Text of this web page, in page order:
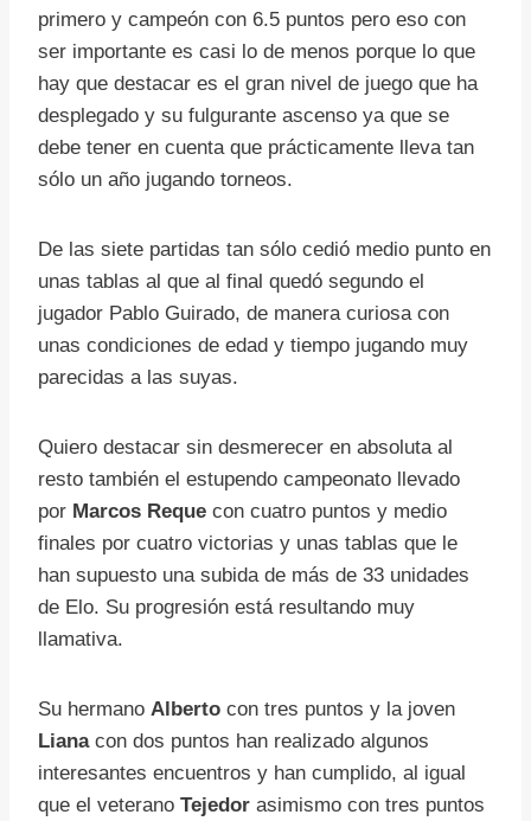
primero y campeón con 6.5 puntos pero eso con
ser importante es casi lo de menos porque lo que
hay que destacar es el gran nivel de juego que ha
desplegado y su fulgurante ascenso ya que se
debe tener en cuenta que prácticamente lleva tan
sólo un año jugando torneos.
De las siete partidas tan sólo cedió medio punto en
unas tablas al que al final quedó segundo el
jugador Pablo Guirado, de manera curiosa con
unas condiciones de edad y tiempo jugando muy
parecidas a las suyas.
Quiero destacar sin desmerecer en absoluta al
resto también el estupendo campeonato llevado
por Marcos Reque con cuatro puntos y medio
finales por cuatro victorias y unas tablas que le
han supuesto una subida de más de 33 unidades
de Elo. Su progresión está resultando muy
llamativa.
Su hermano Alberto con tres puntos y la joven
Lianacon dos puntos han realizado algunos
interesantes encuentros y han cumplido, al igual
que el veterano Tejedor asimismo con tres puntos